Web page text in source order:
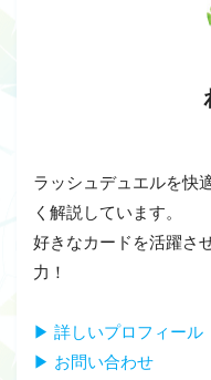
ラッシュデュエルを快
く解説しています。
好きなカードを活躍さ
力！
▶ 詳しいプロフィール
▶ お問い合わせ